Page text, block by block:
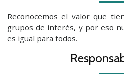
Reconocemos el valor que
grupos de interés, y por eso
es igual para todos.